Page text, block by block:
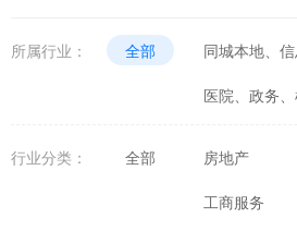
所属行业： 全部 同城本地、
医院、政务
行业分类： 全部 房地产
工商服务